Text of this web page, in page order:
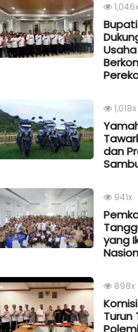
1,018x
dan
941x
yang
898x
Turun